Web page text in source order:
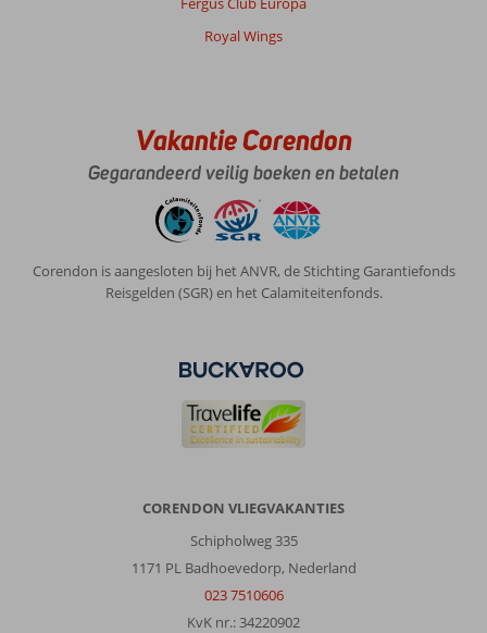
Royal Wings
Vakantie Corendon
Gegarandeerd veilig boeken en betalen
Corendon is aangesloten bij het ANVR, de Stichting Garantiefonds
Reisgelden (SGR) en het Calamiteitenfonds.
CORENDON VLIEGVAKANTIES
Schipholweg 335
1171 PL Badhoevedorp, Nederland
023 7510606
KvK nr.: 34220902